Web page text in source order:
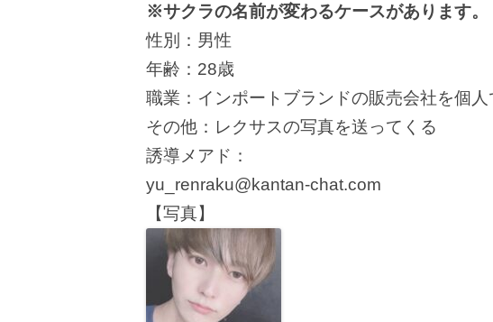
※サクラの名前が変わるケースがあります。
性別：男性
年齢：28歳
職業：インポートブランドの販売会社を個人
その他：レクサスの写真を送ってくる
誘導メアド：
yu_renraku@kantan-chat.com
【写真】